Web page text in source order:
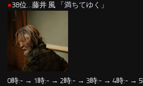
●38位…藤井 風 「満ちてゆく 」
0時:- → 1時:- → 2時:- → 3時:- → 4時:- →